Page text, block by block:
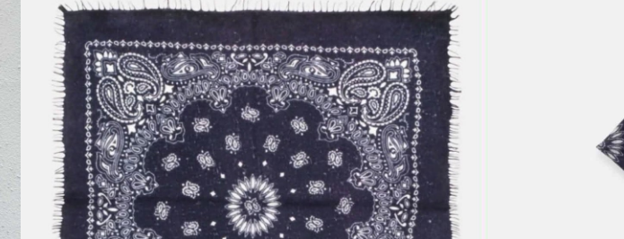
Dette produktet er dessverre utsolgt og ikke lenger
tilgjengelig for kjop.
Nydelig skjerf i 100% cashmere laget i Napal. Vakre kvalitetsskjerf du
kan bruke hele året.
Disse skjerfene klør ikke og er så myke og gode.
Mål ca 70×70 cm
rask levering | enkel retur
Utsolgt